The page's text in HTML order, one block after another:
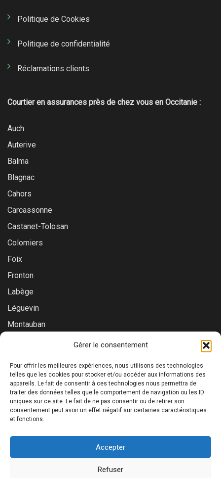
Gérer le consentement
Pour offrir les meilleures expériences, nous utilisons des technologies
telles que les cookies pour stocker et/ou accéder aux informations des
appareils. Le fait de consentir à ces technologies nous permettra de
traiter des données telles que le comportement de navigation ou les ID
uniques sur ce site. Le fait de ne pas consentir ou de retirer son
consentement peut avoir un effet négatif sur certaines caractéristiques
et fonctions.
Accepter
Refuser
Politique de Cookies
Politique de confidentialité
Réclamations clients
Courtier en assurances près de chez vous en Occitanie :
Auch
Auterive
Balma
Blagnac
Cahors
Carcassonne
Castanet-Tolosan
Colomiers
Foix
Fronton
Labège
Léguevin
Montauban
Saint-Lys
Tournefeuille
Toulouse
©2026 Prialys. Tous droits réservés. | RCS Toulouse : 879